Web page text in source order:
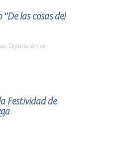
las cosas del
Diputación de
Festividad de